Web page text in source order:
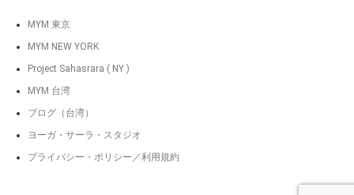
MYM 東京
MYM NEW YORK
Project Sahasrara ( NY )
MYM 台湾
ブログ（台湾）
ヨーガ・サーラ・スタジオ
プライバシー・ポリシー／利用規約